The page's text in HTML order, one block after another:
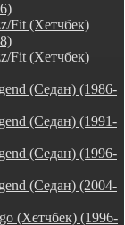
Fit (Хетчбек)
Fit (Хетчбек)
(Седан) (1986-
(Седан) (1991-
(Седан) (1996-
(Седан) (2004-
(Хетчбек) (1996-